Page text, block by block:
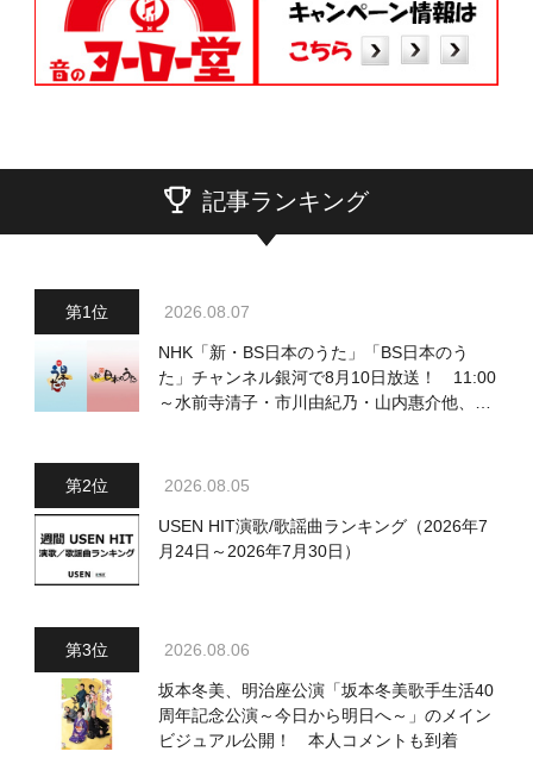
記事ランキング
2026.08.07
NHK「新・BS日本のうた」「BS日本のう
た」チャンネル銀河で8月10日放送！ 11:00
～水前寺清子・市川由紀乃・山内惠介他、
2026.08.05
USEN HIT演歌/歌謡曲ランキング（2026年7
月24日～2026年7月30日）
2026.08.06
坂本冬美、明治座公演「坂本冬美歌手生活40
周年記念公演～今日から明日へ～」のメイン
ビジュアル公開！ 本人コメントも到着